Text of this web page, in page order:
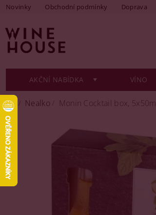
Novinky Obchodní podmínky Doprava
AKČNÍ NABÍDKA VÍNO
Nealko Monin Cocktail box, 5x50ml